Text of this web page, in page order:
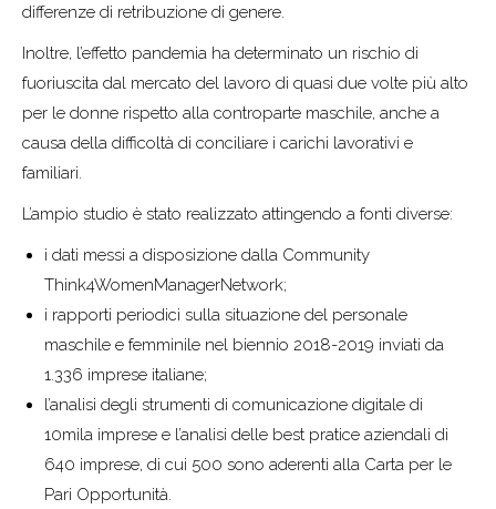
differenze di retribuzione di genere.
Inoltre, l’effetto pandemia ha determinato un rischio di
fuoriuscita dal mercato del lavoro di quasi due volte più alto
per le donne rispetto alla controparte maschile, anche a
causa della difficoltà di conciliare i carichi lavorativi e
familiari.
L’ampio studio è stato realizzato attingendo a fonti diverse:
i dati messi a disposizione dalla Community
Think4WomenManagerNetwork;
i rapporti periodici sulla situazione del personale
maschile e femminile nel biennio 2018-2019 inviati da
1.336 imprese italiane;
l’analisi degli strumenti di comunicazione digitale di
10mila imprese e l’analisi delle best pratice aziendali di
640 imprese, di cui 500 sono aderenti alla Carta per le
Pari Opportunità.